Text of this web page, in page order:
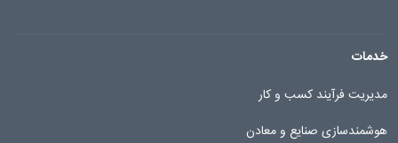
خدمات
مدیریت فرآیند کسب و کار
هوشمندسازی صنایع و معادن